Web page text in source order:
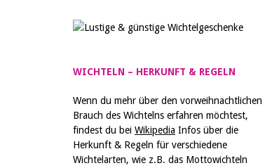
WICHTELN – HERKUNFT & REGELN
Wenn du mehr über den vorweihnachtlichen
Brauch des Wichtelns erfahren möchtest,
findest du bei Wikipedia Infos über die
Herkunft & Regeln für verschiedene
Wichtelarten, wie z.B. das Mottowichteln